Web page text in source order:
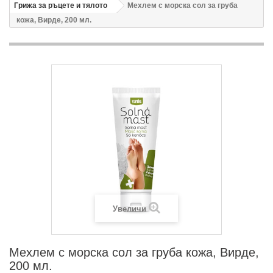
Грижа за ръцете и тялото
Мехлем с морска сол за груба
кожа, Вирде, 200 мл.
Увеличи
Мехлем с морска сол за груба кожа, Вирде,
200 мл.